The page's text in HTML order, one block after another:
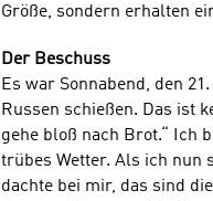
Größe, sondern erhalten
Der Beschuss
Es war Sonnabend, den
Russen schießen. Das ist
gehe bloß nach Brot.“ Ich
trübes Wetter. Als ich nun
dachte bei mir, das sind